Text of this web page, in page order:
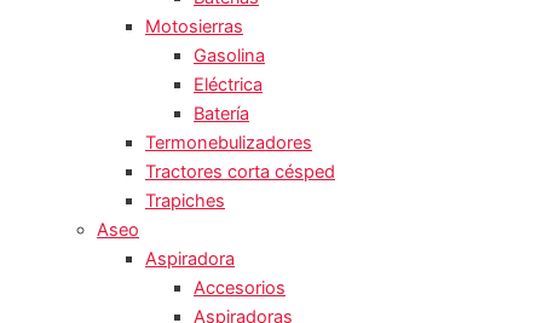
Motosierras
Gasolina
Eléctrica
Batería
Termonebulizadores
Tractores corta césped
Trapiches
Aseo
Aspiradora
Accesorios
Aspiradoras